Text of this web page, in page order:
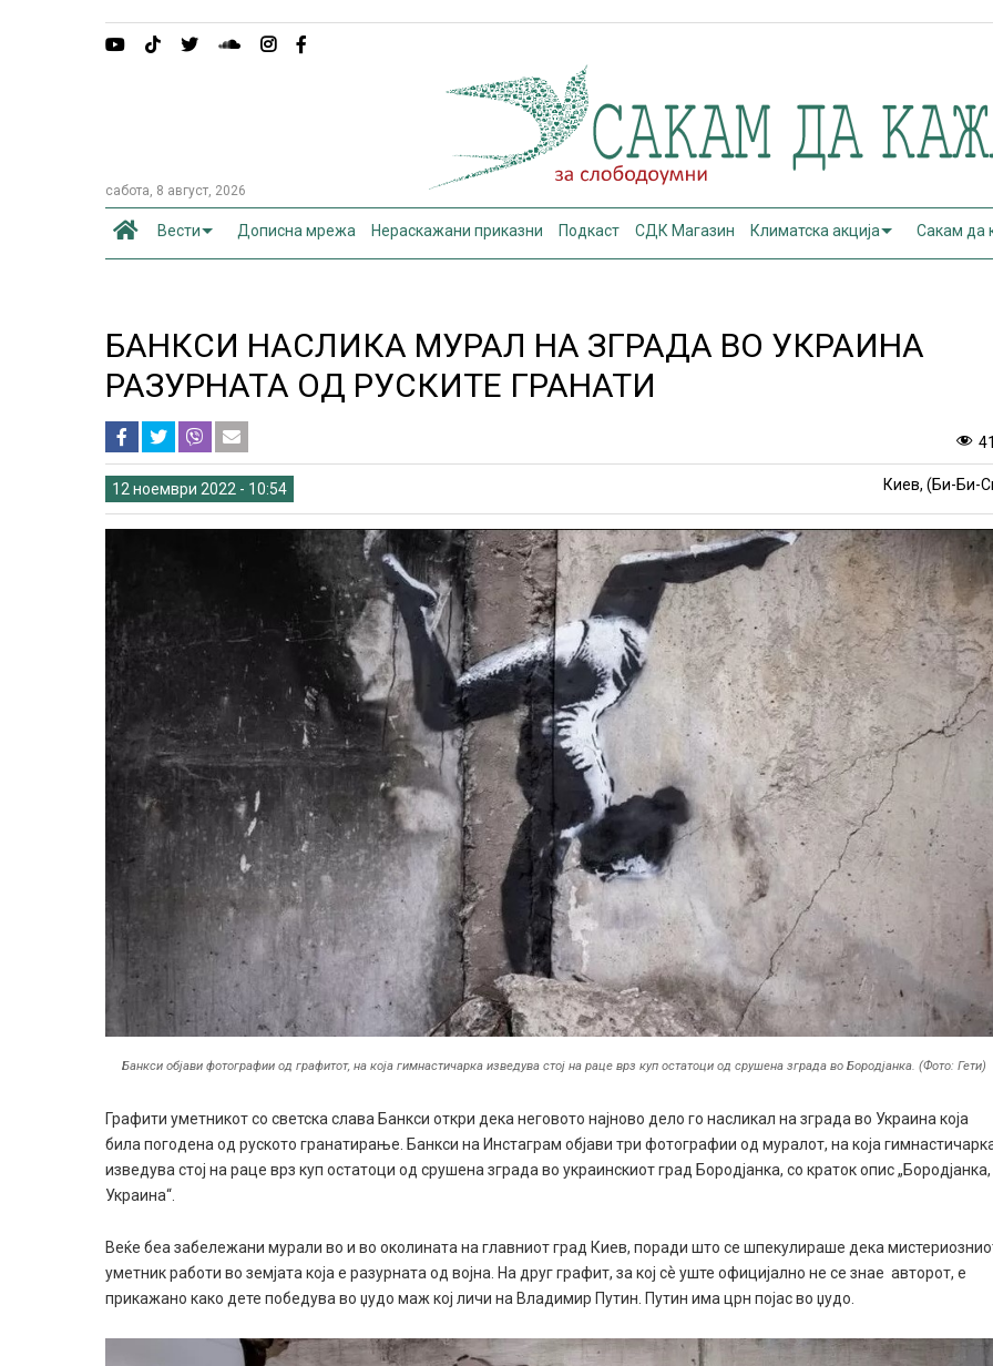
сабота, 8 август, 2026
Вести Дописна мрежа Нераскажани приказни Подкаст СДК Магазин Климатска акција Сакам да
БАНКСИ НАСЛИКА МУРАЛ НА ЗГРАДА ВО УКРАИНА
РАЗУРНАТА ОД РУСКИТЕ ГРАНАТИ
12 ноември 2022 - 10:54 Киев, (Би-Би-
Банкси објави фотографии од графитот, на која гимнастичарка изведува стој на раце врз куп остатоци од срушена зграда во Бородјанка. (Фото: Гети)
Графити уметникот со светска слава Банкси откри дека неговото најново дело го насликал на зграда во Украина која
била погодена од руското гранатирање. Банкси на Инстаграм објави три фотографии од муралот, на која
изведува стој на раце врз куп остатоци од срушена зграда во украинскиот град Бородјанка, со краток опис „Бородјанка,
Украина“.
Веќе беа забележани мурали во и во околината на главниот град Киев, поради што се шпекулираше дека
уметник работи во земјата која е разурната од војна. На друг графит, за кој сѐ уште официјално не се знае авторот, е
прикажано како дете победува во џудо маж кој личи на Владимир Путин. Путин има црн појас во џудо.